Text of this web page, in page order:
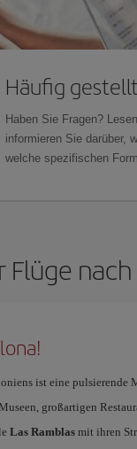
Häufig
Haben Sie Fragen?
informieren Sie darüber,
welche spezifischen
nach
ist eine
großartigen
Las Ramblasmit ihren